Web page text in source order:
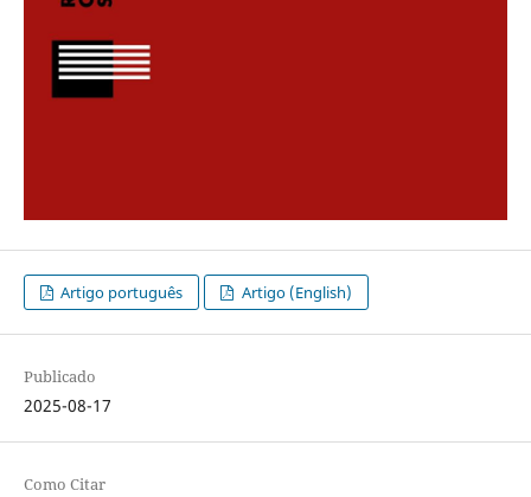
Artigo português Artigo (English)
Publicado
2025-08-17
Como Citar